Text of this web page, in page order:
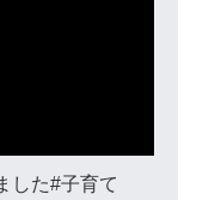
した#子育て